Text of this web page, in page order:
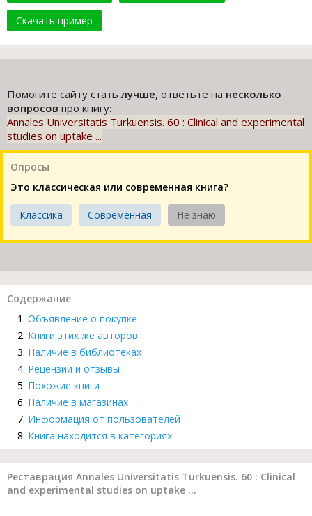
Скачать пример
Помогите сайту статьлучше, ответьте на несколько
вопросов про книгу:
Annales Universitatis Turkuensis. 60 : Clinical and experimental
studies on uptake ...
Опросы
Это классическая или современная книга?
Классика Современная Не знаю
Содержание
Объявление о покупке
Книги этих же авторов
Наличие в библиотеках
Рецензии и отзывы
Похожие книги
Наличие в магазинах
Информация от пользователей
Книга находится в категориях
Реставрация Annales Universitatis Turkuensis. 60 : Clinical
and experimental studies on uptake ...